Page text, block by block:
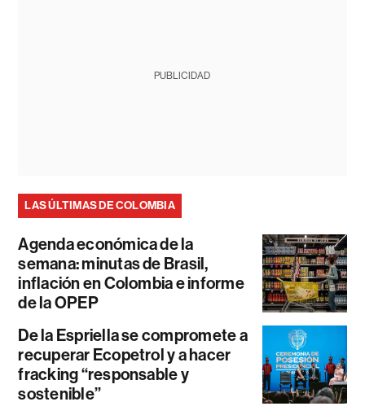
PUBLICIDAD
LAS ÚLTIMAS DE COLOMBIA
Agenda económica de la
semana: minutas de Brasil,
inflación en Colombia e informe
de la OPEP
De la Espriella se compromete a
recuperar Ecopetrol y a hacer
fracking “responsable y
sostenible”